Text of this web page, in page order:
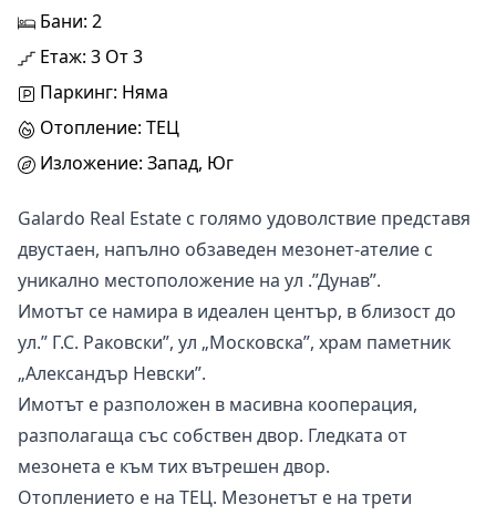
Бани: 2
Етаж: 3 От 3
Паркинг: Няма
Отопление: ТЕЦ
Изложение: Запад, Юг
Galardo Real Estate с голямо удоволствие представя
двустаен, напълно обзаведен мезонет-ателие с
уникално местоположение на ул .”Дунав”.
Имотът се намира в идеален център, в близост до
ул.” Г.С. Раковски”, ул „Московска”, храм паметник
„Александър Невски”.
Имотът е разположен в масивна кооперация,
разполагаща със собствен двор. Гледката от
мезонета е към тих вътрешен двор.
Отоплението е на ТЕЦ. Мезонетът е на трети